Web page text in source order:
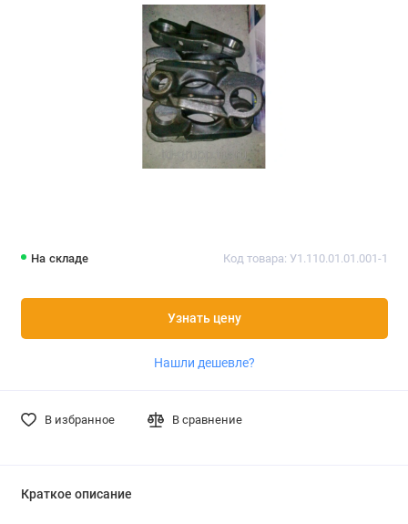
На складе Код товара: У1.110.01.01.001-1
Узнать цену
Нашли дешевле?
В избранное В сравнение
Краткое описание